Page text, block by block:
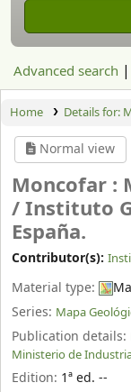
Advanced search
Home Details for:
Normal view
Moncofar :
/Instituto
España.
Contributor(s):
Material type:
Series: Mapa
Publication details:
Ministerio de
Edition: 1ª ed. --